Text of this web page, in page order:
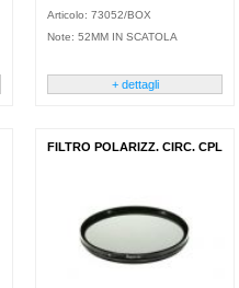
Articolo: 73052/BOX
Note: 52MM IN SCATOLA
+ dettagli
FILTRO POLARIZZ. CIRC. CPL